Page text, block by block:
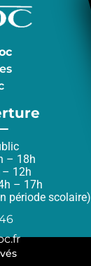
– 18h
– 12h
– 17h
période scolaire)